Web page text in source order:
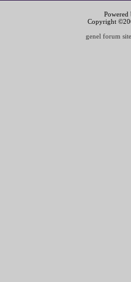
Copyright
genel forum